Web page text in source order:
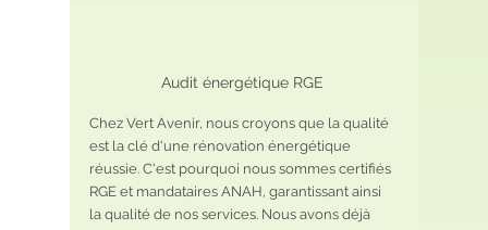
Audit énergétique RGE
Chez Vert Avenir, nous croyons que la qualité
est la clé d'une rénovation énergétique
réussie. C'est pourquoi nous sommes certifiés
RGE et mandataires ANAH, garantissant ainsi
la qualité de nos services. Nous avons déjà